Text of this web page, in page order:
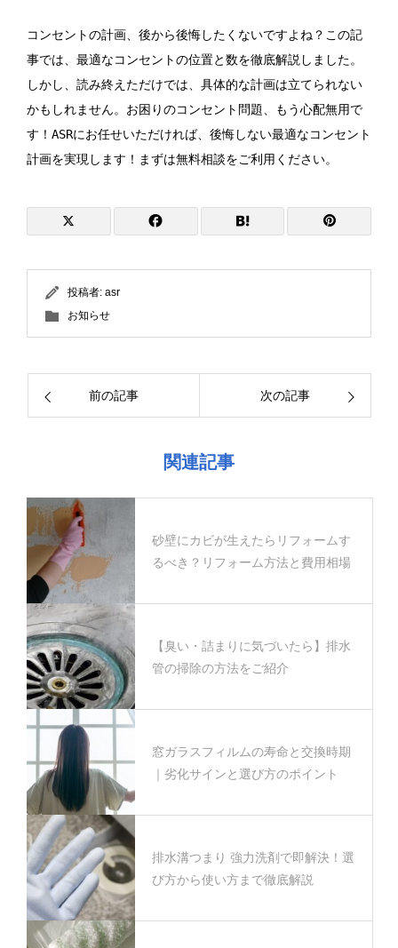
コンセントの計画、後から後悔したくないですよね？この記
事では、最適なコンセントの位置と数を徹底解説しました。
しかし、読み終えただけでは、具体的な計画は立てられない
かもしれません。 お困りのコンセント問題、もう心配無用で
す！ASRにお任せいただければ、後悔しない最適なコンセント
計画を実現します！まずは無料相談をご利用ください。
投稿者: asr
お知らせ
前の記事 次の記事
関連記事
砂壁にカビが生えたらリフォームす
るべき？リフォーム方法と費用相場
【臭い・詰まりに気づいたら】排水
管の掃除の方法をご紹介
窓ガラスフィルムの寿命と交換時期
｜劣化サインと選び方のポイント
排水溝つまり 強力洗剤で即解決！選
び方から使い方まで徹底解説